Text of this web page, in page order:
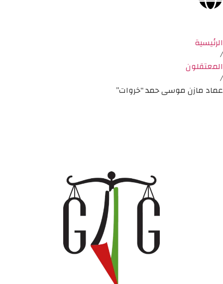
الرئيسية
/
المعتقلون
/
عماد مازن موسى حمد “خروات”